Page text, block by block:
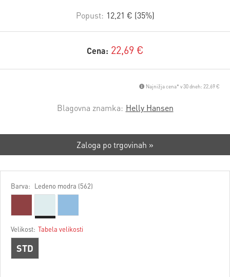
Popust: 12,21 € (35%)
Cena: 22,69 €
Najnižja cena* v 30 dneh: 22,69 €
Blagovna znamka: Helly Hansen
Zaloga po trgovinah »
Barva: Ledeno modra (562)
Velikost: Tabela velikosti
STD